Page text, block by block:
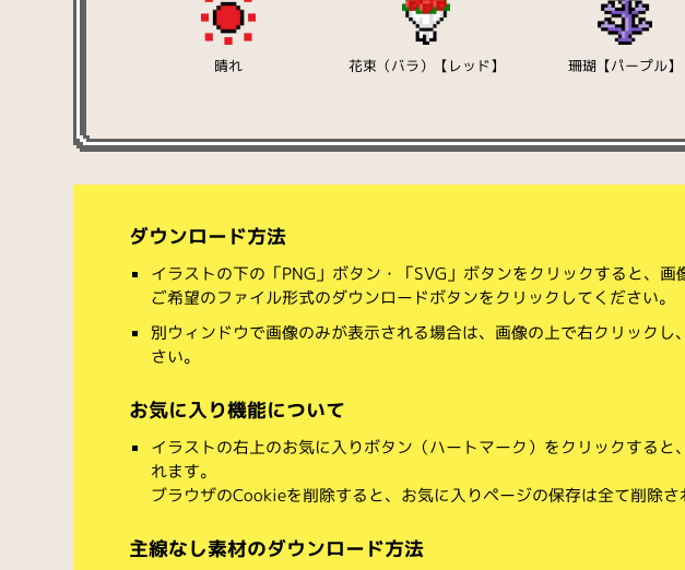
晴れ 花束（バラ）【レッド】 珊瑚【パープル】
ダウンロード方法
イラストの下の「PNG」ボタン・「SVG」ボタンをクリックすると、画
ご希望のファイル形式のダウンロードボタンをクリックしてください。
別ウィンドウで画像のみが表示される場合は、画像の上で右クリック
さい。
お気に入り機能について
イラストの右上のお気に入りボタン（ハートマーク）をクリックすると、
れます。
ブラウザのCookieを削除すると、お気に入りページの保存は全て削除さ
主線なし素材のダウンロード方法